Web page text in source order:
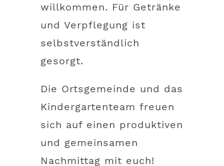
willkommen. Für Getränke
und Verpflegung ist
selbstverständlich
gesorgt.
Die Ortsgemeinde und das
Kindergartenteam freuen
sich auf einen produktiven
und gemeinsamen
Nachmittag mit euch!